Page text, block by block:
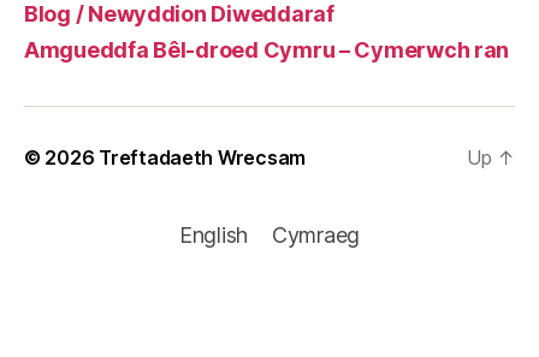
Blog / Newyddion Diweddaraf
Amgueddfa Bêl-droed Cymru – Cymerwch ran
© 2026 Treftadaeth Wrecsam Up ↑
English Cymraeg